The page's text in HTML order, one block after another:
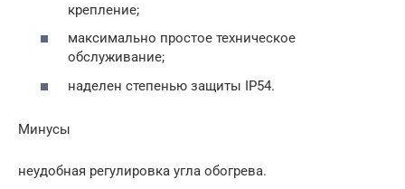
крепление;
максимально простое техническое
обслуживание;
наделен степенью защиты IP54.
Минусы
неудобная регулировка угла обогрева.